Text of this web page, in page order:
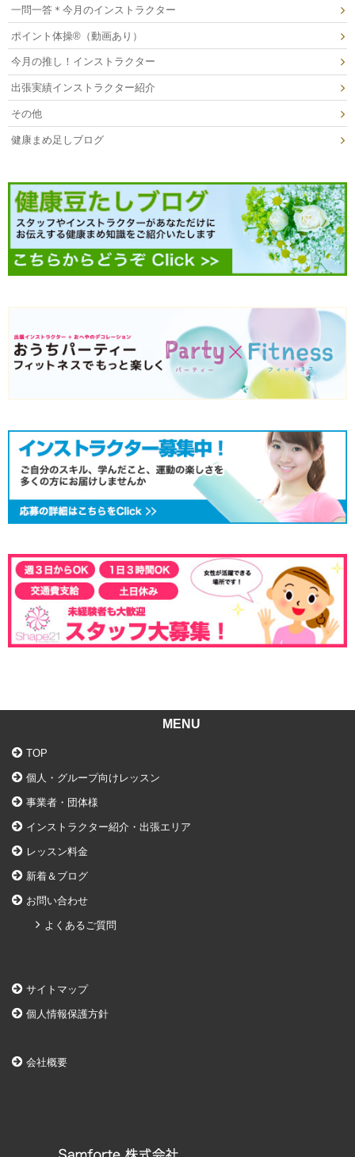
一問一答＊今月のインストラクター
ポイント体操®（動画あり）
今月の推し！インストラクター
出張実績インストラクター紹介
その他
健康まめ足しブログ
MENU
TOP
個人・グループ向けレッスン
事業者・団体様
インストラクター紹介・出張エリア
レッスン料金
新着＆ブログ
お問い合わせ
よくあるご質問
サイトマップ
個人情報保護方針
会社概要